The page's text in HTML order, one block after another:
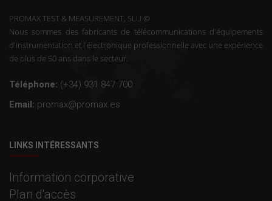
PROMAX TEST & MEASUREMENT, SLU ©
Nous sommes des fabricants de télécommunications d'équipements
d'instrumentation et l'électronique professionnelle avec une expérience
de plus de 50 ans dans le secteur.
Téléphone: (+34) 931 847 700
Email: promax@promax.es
LINKS INTÉRESSANTS
Information corporative
Plan d'accès